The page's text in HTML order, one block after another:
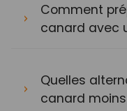
Comment
canard avec
Quelles
canard